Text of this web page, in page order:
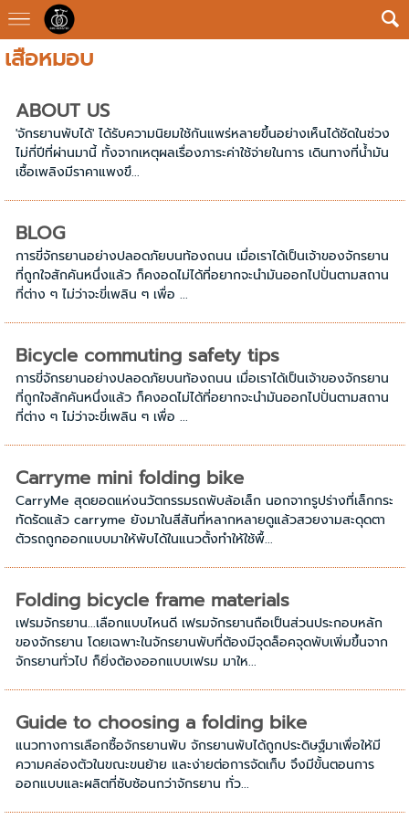
เสือหมอบ
ABOUT US
'จักรยานพับได้' ได้รับความนิยมใช้กันแพร่หลายขึ้นอย่างเห็นได้ชัดในช่วง
ไม่กี่ปีที่ผ่านมานี้ ทั้งจากเหตุผลเรื่องภาระค่าใช้จ่ายในการ เดินทางที่น้ำมัน
เชื้อเพลิงมีราคาแพงขึ...
BLOG
การขี่จักรยานอย่างปลอดภัยบนท้องถนน เมื่อเราได้เป็นเจ้าของจักรยาน
ที่ถูกใจสักคันหนึ่งแล้ว ก็คงอดไม่ได้ที่อยากจะนำมันออกไปปั่นตามสถาน
ที่ต่าง ๆ ไม่ว่าจะขี่เพลิน ๆ เพื่อ ...
Bicycle commuting safety tips
การขี่จักรยานอย่างปลอดภัยบนท้องถนน เมื่อเราได้เป็นเจ้าของจักรยาน
ที่ถูกใจสักคันหนึ่งแล้ว ก็คงอดไม่ได้ที่อยากจะนำมันออกไปปั่นตามสถาน
ที่ต่าง ๆ ไม่ว่าจะขี่เพลิน ๆ เพื่อ ...
Carryme mini folding bike
CarryMe สุดยอดแห่งนวัตกรรมรถพับล้อเล็ก นอกจากรูปร่างที่เล็กกระ
ทัดรัดแล้ว carryme ยังมาในสีสันที่หลากหลายดูแล้วสวยงามสะดุดตา
ตัวรถถูกออกแบบมาให้พับได้ในแนวตั้งทำให้ใช้พื้...
Folding bicycle frame materials
เฟรมจักรยาน...เลือกแบบไหนดี เฟรมจักรยานถือเป็นส่วนประกอบหลัก
ของจักรยาน โดยเฉพาะในจักรยานพับที่ต้องมีจุดล็อคจุดพับเพิ่มขึ้นจาก
จักรยานทั่วไป ก็ยิ่งต้องออกแบบเฟรม มาให...
Guide to choosing a folding bike
แนวทางการเลือกซื้อจักรยานพับ จักรยานพับได้ถูกประดิษฐ์มาเพื่อให้มี
ความคล่องตัวในขณะขนย้าย และง่ายต่อการจัดเก็บ จึงมีขั้นตอนการ
ออกแบบและผลิตที่ซับซ้อนกว่าจักรยาน ทั่ว...